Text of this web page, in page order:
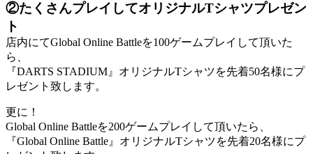
②たくさんプレイしてオリジナルTシャツプレゼン
ト
店内にてGlobal Online Battleを100ゲームプレイして頂いた
ら、
『DARTS STADIUM』オリジナルTシャツを先着50名様にプ
レゼント致します。
更に！
Global Online Battleを200ゲームプレイして頂いたら、
『Global Online Battle』オリジナルTシャツを先着20名様にプ